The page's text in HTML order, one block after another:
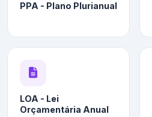
PPA - Plano Plurianual
LOA - Lei
Orçamentária Anual